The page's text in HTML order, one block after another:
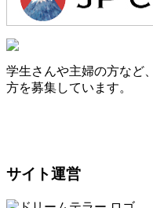
学生さんや主婦の方など
方を募集しています。
サイト運営